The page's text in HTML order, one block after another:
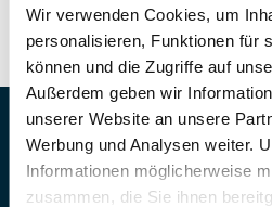
Wir verwenden Cookies, um
personalisieren, Funktionen für
können und die Zugriffe auf
Außerdem geben wir
unserer Website an unsere
Werbung und Analysen weiter.
Informationen möglicherweise
zusammen, die Sie ihnen
E-Mail: info@mssports.ch
MS Sports AG • Sonnenrain
Rickenbach
Telefon: +41 41 260 33 67 • E-